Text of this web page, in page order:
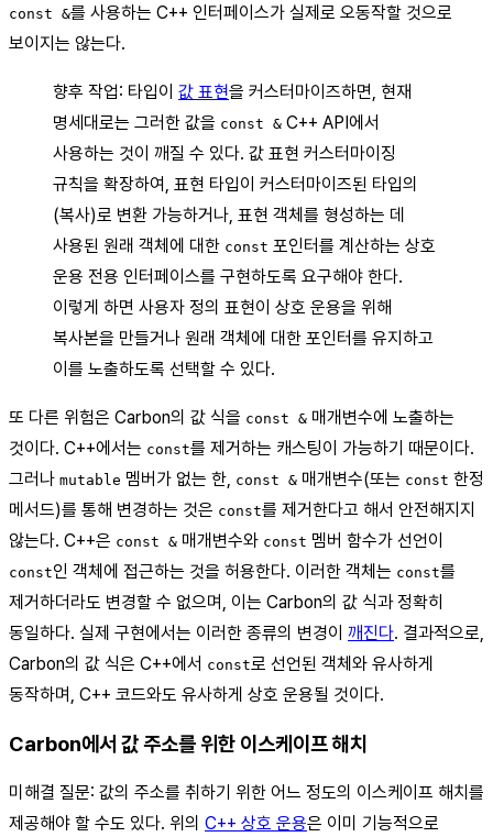
const &를 사용하는 C++ 인터페이스가 실제로 오동작할 것으로
보이지는 않는다.
향후 작업: 타입이 값 표현을 커스터마이즈하면, 현재
명세대로는 그러한 값을 const & C++ API에서
사용하는 것이 깨질 수 있다. 값 표현 커스터마이징
규칙을 확장하여, 표현 타입이 커스터마이즈된 타입의
(복사)로 변환 가능하거나, 표현 객체를 형성하는 데
사용된 원래 객체에 대한 const 포인터를 계산하는 상호
운용 전용 인터페이스를 구현하도록 요구해야 한다.
이렇게 하면 사용자 정의 표현이 상호 운용을 위해
복사본을 만들거나 원래 객체에 대한 포인터를 유지하고
이를 노출하도록 선택할 수 있다.
또 다른 위험은 Carbon의 값 식을 const & 매개변수에 노출하는
것이다. C++에서는 const를 제거하는 캐스팅이 가능하기 때문이다.
그러나 mutable 멤버가 없는 한, const & 매개변수(또는 const 한정
메서드)를 통해 변경하는 것은 const를 제거한다고 해서 안전해지지
않는다. C++은 const & 매개변수와 const 멤버 함수가 선언이
const인 객체에 접근하는 것을 허용한다. 이러한 객체는 const를
제거하더라도 변경할 수 없으며, 이는 Carbon의 값 식과 정확히
동일하다. 실제 구현에서는 이러한 종류의 변경이 깨진다. 결과적으로,
Carbon의 값 식은 C++에서 const로 선언된 객체와 유사하게
동작하며, C++ 코드와도 유사하게 상호 운용될 것이다.
Carbon에서 값 주소를 위한 이스케이프 해치
미해결 질문: 값의 주소를 취하기 위한 어느 정도의 이스케이프 해치를
제공해야 할 수도 있다. 위의 C++ 상호 운용은 이미 기능적으로